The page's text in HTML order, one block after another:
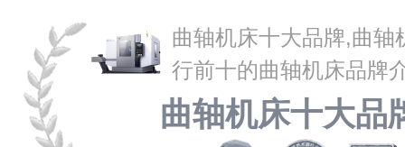
曲轴机床十大品牌,曲轴
行前十的曲轴机床品牌
曲轴机床十大品